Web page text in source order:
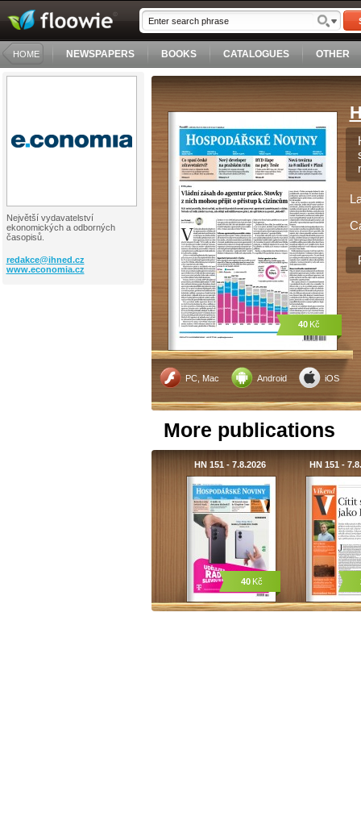
HOME NEWSPAPERS BOOKS CATALOGUES OTHER
Největší vydavatelství
ekonomických a odborných
časopisů.
redakce@ihned.cz
www.economia.cz
PC, Mac Android iOS
40 Kč
More publications
HN 151 - 7.8.2026
40 Kč
HN 151 -